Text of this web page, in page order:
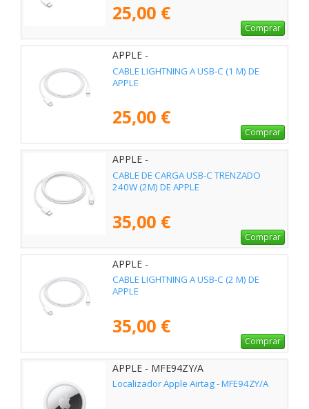
25,00 €
Comprar
APPLE -
CABLE LIGHTNING A USB-C (1 M) DE
APPLE
25,00 €
Comprar
APPLE -
CABLE DE CARGA USB-C TRENZADO
240W (2M) DE APPLE
35,00 €
Comprar
APPLE -
CABLE LIGHTNING A USB-C (2 M) DE
APPLE
35,00 €
Comprar
APPLE - MFE94ZY/A
Localizador Apple Airtag - MFE94ZY/A